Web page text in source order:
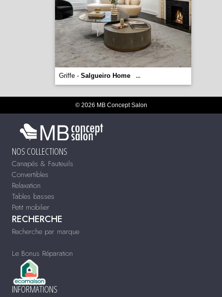
Griffe - Salgueiro Home ...
© 2026 MB Concept Salon
NOS COLLECTIONS
Canapés & Fauteuils
Convertibles
Relaxation
Tables basses
Petit mobilier
RECHERCHE
Recherche par marque
Le Bonus Réparation
INFORMATIONS